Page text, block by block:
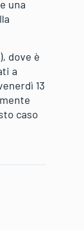
una
), dove è
a
13
caso